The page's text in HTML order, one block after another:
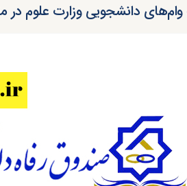
دانشجویی وزارت علوم در